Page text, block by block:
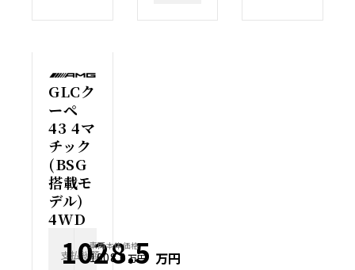
GLCク
ーペ
43 4マ
チック
(BSG
搭載モ
デル)
4WD
支払総額
1028.5 万円
車両本体価格
1008.0万円